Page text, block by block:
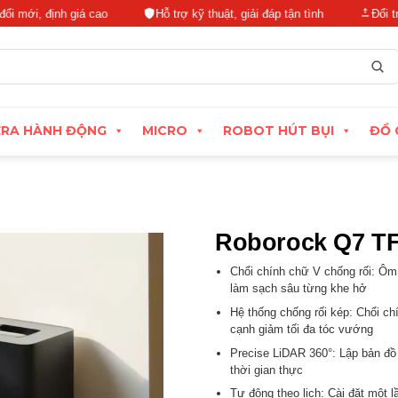
giá cao Hỗ trợ kỹ thuật, giải đáp tận tình Đổi trả linh
HÀNH ĐỘNG MICRO ROBOT HÚT BỤI ĐỒ
Roborock Q7
Chổi chính chữ V chống rối:
làm sạch sâu từng khe hở
Hệ thống chống rối kép: Chổi
cạnh giảm tối đa tóc vướng
Precise LiDAR 360°: Lập bản
thời gian thực
Tự động theo lịch: Cài đặt một